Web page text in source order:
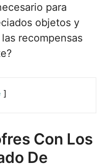
para
objetos y
recompensas
Con Los
De